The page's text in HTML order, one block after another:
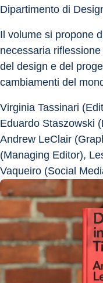
Dipartimento di
Il volume si propone
necessaria
del design e del
cambiamenti del
Virginia Tassinari
Eduardo Staszowski
Andrew LeClair
(Managing Editor),
Vaqueiro (Social